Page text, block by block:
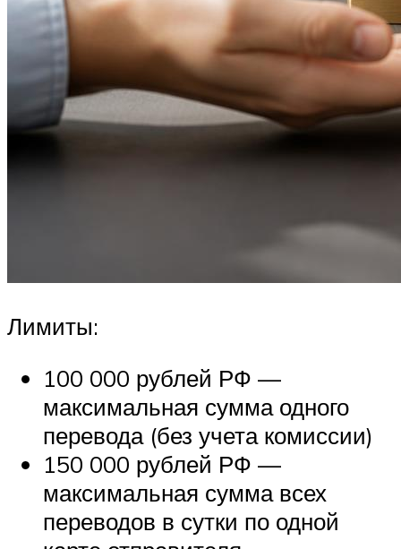
Лимиты:
100 000 рублей РФ —
максимальная сумма одного
перевода (без учета комиссии)
150 000 рублей РФ —
максимальная сумма всех
переводов в сутки по одной